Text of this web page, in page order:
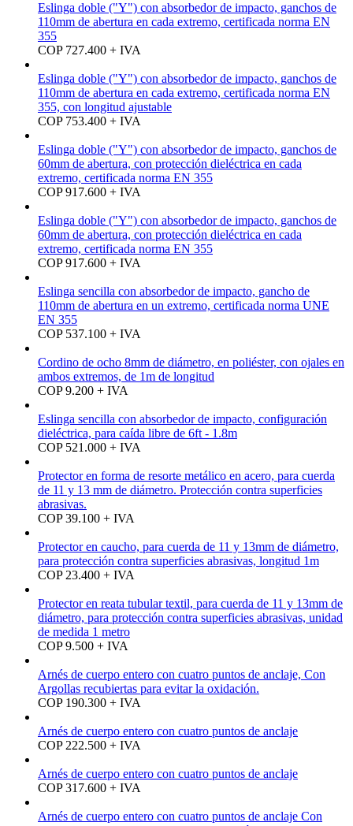
Eslinga doble ("Y") con absorbedor de impacto, ganchos de
110mm de abertura en cada extremo, certificada norma EN
355
COP 727.400 + IVA
Eslinga doble ("Y") con absorbedor de impacto, ganchos de
110mm de abertura en cada extremo, certificada norma EN
355, con longitud ajustable
COP 753.400 + IVA
Eslinga doble ("Y") con absorbedor de impacto, ganchos de
60mm de abertura, con protección dieléctrica en cada
extremo, certificada norma EN 355
COP 917.600 + IVA
Eslinga doble ("Y") con absorbedor de impacto, ganchos de
60mm de abertura, con protección dieléctrica en cada
extremo, certificada norma EN 355
COP 917.600 + IVA
Eslinga sencilla con absorbedor de impacto, gancho de
110mm de abertura en un extremo, certificada norma UNE
EN 355
COP 537.100 + IVA
Cordino de ocho 8mm de diámetro, en poliéster, con ojales en
ambos extremos, de 1m de longitud
COP 9.200 + IVA
Eslinga sencilla con absorbedor de impacto, configuración
dieléctrica, para caída libre de 6ft - 1.8m
COP 521.000 + IVA
Protector en forma de resorte metálico en acero, para cuerda
de 11 y 13 mm de diámetro. Protección contra superficies
abrasivas.
COP 39.100 + IVA
Protector en caucho, para cuerda de 11 y 13mm de diámetro,
para protección contra superficies abrasivas, longitud 1m
COP 23.400 + IVA
Protector en reata tubular textil, para cuerda de 11 y 13mm de
diámetro, para protección contra superficies abrasivas, unidad
de medida 1 metro
COP 9.500 + IVA
Arnés de cuerpo entero con cuatro puntos de anclaje, Con
Argollas recubiertas para evitar la oxidación.
COP 190.300 + IVA
Arnés de cuerpo entero con cuatro puntos de anclaje
COP 222.500 + IVA
Arnés de cuerpo entero con cuatro puntos de anclaje
COP 317.600 + IVA
Arnés de cuerpo entero con cuatro puntos de anclaje Con